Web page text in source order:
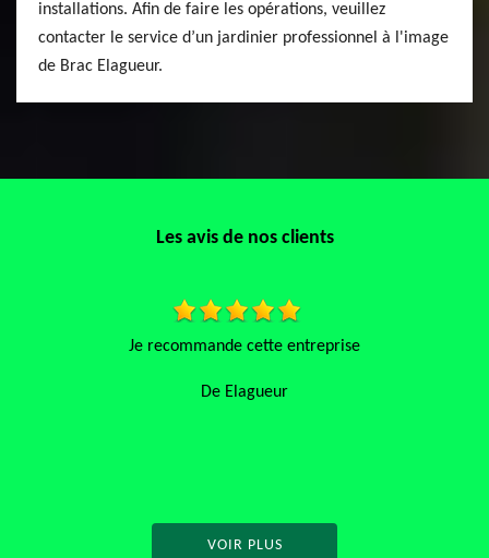
installations. Afin de faire les opérations, veuillez
contacter le service d’un jardinier professionnel à l'image
de Brac Elagueur.
Les avis de nos clients
Bonne réalisation d’une pose de gravier,
VOIR PLUS